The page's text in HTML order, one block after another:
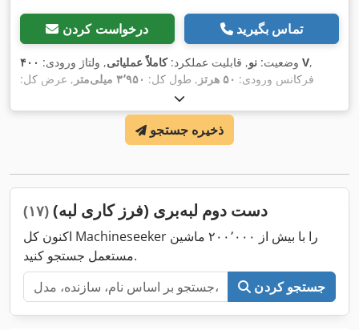
درخواست کردن تماس بگیرید
وضعیت: نو, قابلیت عملکرد:کاملاً عملیاتی, ولتاژ ورودی: ۴۰۰ V,
فرکانس ورودی: ۵۰ هرتز , طول کل: ۳٬۹۵۰ میلی‌متر
, عرض کل:
, ارتفاع کل:
کیلوگرم,
ذخیره جستجو
دست دوم لبه‌بری (فرز کاری لبه) (۱۷)
اکنون کل Machineseeker را با بیش از ۲۰۰٬۰۰۰ ماشین
مستعمل جستجو کنید.
جستجو کردن